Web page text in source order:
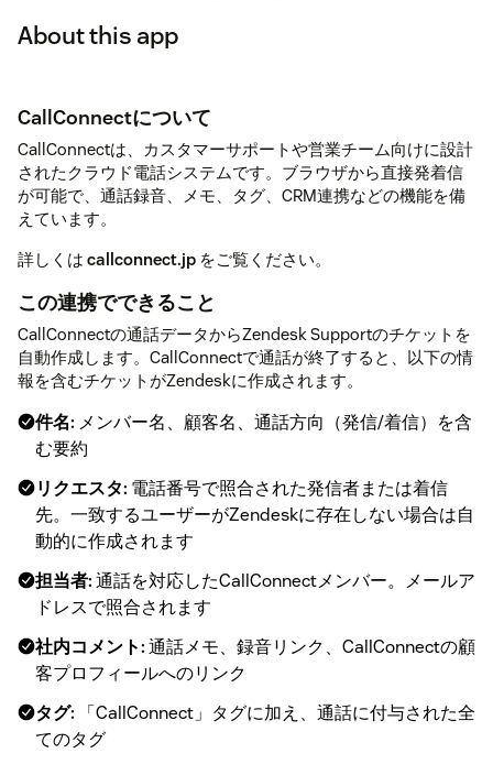
About this app
CallConnectについて
CallConnectは、カスタマーサポートや営業チーム向けに設計
されたクラウド電話システムです。ブラウザから直接発着信
が可能で、通話録音、メモ、タグ、CRM連携などの機能を備
えています。
詳しくは callconnect.jp をご覧ください。
この連携でできること
CallConnectの通話データからZendesk Supportのチケットを
自動作成します。CallConnectで通話が終了すると、以下の情
報を含むチケットがZendeskに作成されます。
件名: メンバー名、顧客名、通話方向（発信/着信）を含
む要約
リクエスタ: 電話番号で照合された発信者または着信
先。一致するユーザーがZendeskに存在しない場合は自
動的に作成されます
担当者:通話を対応したCallConnectメンバー。メールア
ドレスで照合されます
社内コメント:通話メモ、録音リンク、CallConnectの顧
客プロフィールへのリンク
タグ: 「CallConnect」タグに加え、通話に付与された全
てのタグ